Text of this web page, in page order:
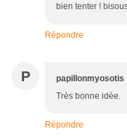
bien tenter !
Répondre
P papillonmyosotis
Très bonne idée.
Répondre